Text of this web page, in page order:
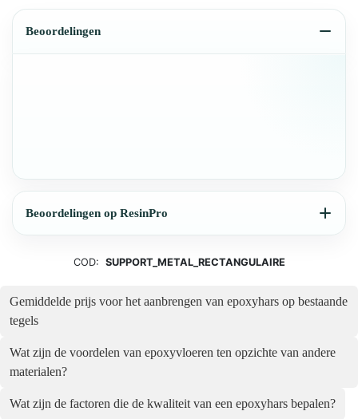
Beoordelingen
Beoordelingen op ResinPro
COD: SUPPORT_METAL_RECTANGULAIRE
Gemiddelde prijs voor het aanbrengen van epoxyhars op bestaande
tegels
Wat zijn de voordelen van epoxyvloeren ten opzichte van andere
materialen?
Wat zijn de factoren die de kwaliteit van een epoxyhars bepalen?